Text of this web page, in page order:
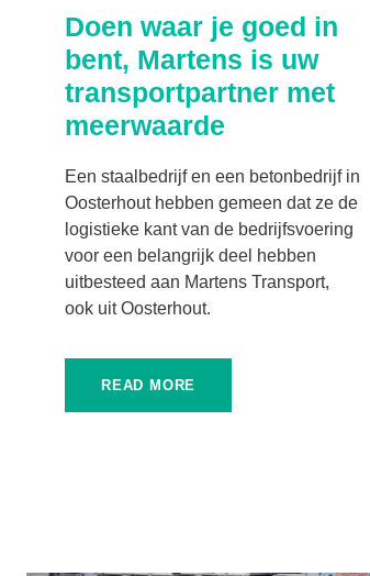
Doen waar je goed in
bent, Martens is uw
transportpartner met
meerwaarde
Een staalbedrijf en een betonbedrijf in
Oosterhout hebben gemeen dat ze de
logistieke kant van de bedrijfsvoering
voor een belangrijk deel hebben
uitbesteed aan Martens Transport,
ook uit Oosterhout.
READ MORE